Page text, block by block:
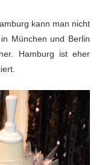
kann man nicht
München und Berlin
Hamburg ist eher